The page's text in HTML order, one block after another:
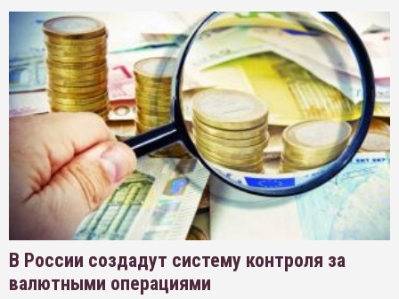
В России создадут систему контроля за
валютными операциями